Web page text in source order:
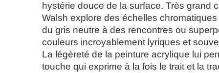
hystérie douce de la surface. Très grand
Walsh explore des échelles
du gris neutre à des rencontres ou
couleurs incroyablement lyriques et
La légèreté de la peinture acrylique lui
touche qui exprime à la fois le trait et la